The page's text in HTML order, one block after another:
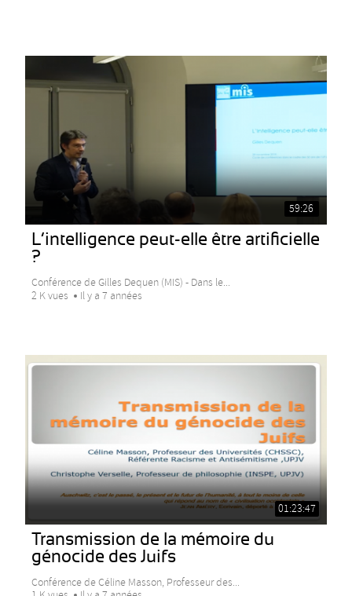
59:26
L’intelligence peut-elle être artificielle
?
Conférence de Gilles Dequen (MIS) - Dans le...
2 K vues
Il y a 7 années
01:23:47
Transmission de la mémoire du
génocide des Juifs
Conférence de Céline Masson, Professeur des...